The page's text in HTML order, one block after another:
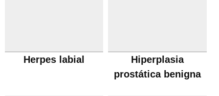
Herpes labial
Hiperplasia
prostática benigna